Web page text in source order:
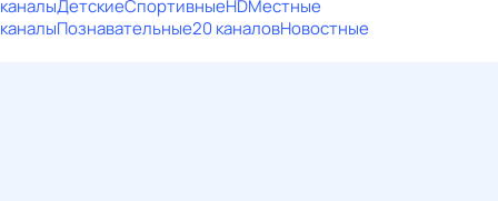
каналыДетскиеСпортивныеHDМестные
каналыПознавательные20 каналовНовостные